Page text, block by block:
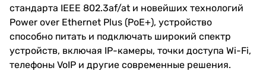
стандарта IEEE 802.3af/at и новейших технологий
Power over Ethernet Plus (PoE+), устройство
способно питать и подключать широкий спектр
устройств, включая IP-камеры, точки доступа Wi-Fi,
телефоны VoIP и другие современные решения.